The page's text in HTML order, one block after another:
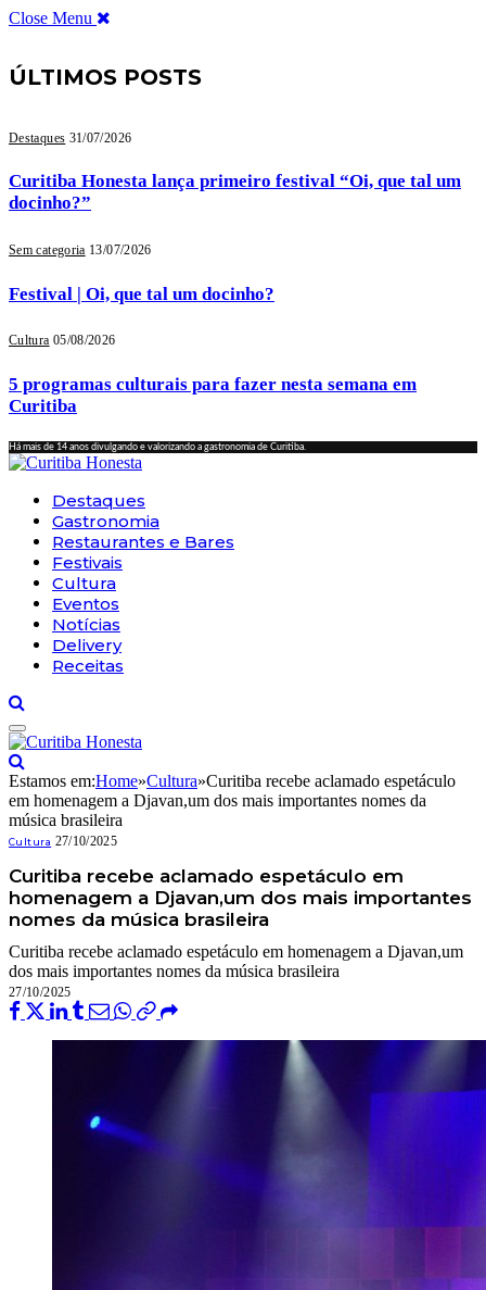
Close Menu
ÚLTIMOS POSTS
Destaques 31/07/2026
Curitiba Honesta lança primeiro festival “Oi, que tal um
docinho?”
Sem categoria 13/07/2026
Festival | Oi, que tal um docinho?
Cultura 05/08/2026
5 programas culturais para fazer nesta semana em
Curitiba
Há mais de 14 anos divulgando e valorizando a gastronomia de Curitiba.
Destaques
Gastronomia
Restaurantes e Bares
Festivais
Cultura
Eventos
Notícias
Delivery
Receitas
Estamos em:Home»Cultura»Curitiba recebe aclamado espetáculo
em homenagem a Djavan,um dos mais importantes nomes da
música brasileira
Cultura 27/10/2025
Curitiba recebe aclamado espetáculo em
homenagem a Djavan,um dos mais importantes
nomes da música brasileira
Curitiba recebe aclamado espetáculo em homenagem a Djavan,um
dos mais importantes nomes da música brasileira
27/10/2025